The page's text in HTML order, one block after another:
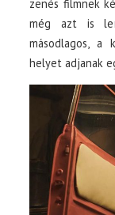
zenés filmnek
még azt is
másodlagos, a
helyet adjanak